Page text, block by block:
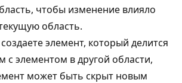
чтобы изменение влияло
область.
элемент, который делится
с элементом в другой области,
может быть скрыт новым